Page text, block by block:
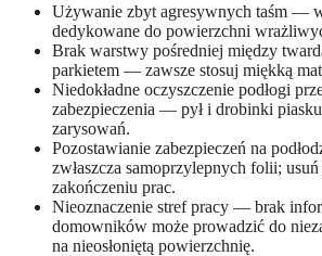
Używanie zbyt agresywnych taśm —
dedykowane do powierzchni
Brak warstwy pośredniej między
parkietem — zawsze stosuj miękką
Niedokładne oczyszczenie podłogi
zabezpieczenia — pył i drobinki
zarysowań.
Pozostawianie zabezpieczeń na
zwłaszcza samoprzylepnych folii;
zakończeniu prac.
Nieoznaczenie stref pracy — brak
domowników może prowadzić do
na nieosłoniętą powierzchnię.